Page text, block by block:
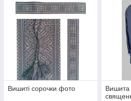
Вишиті сорочки фото
Вишита